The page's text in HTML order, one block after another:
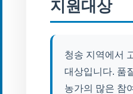
지원대상
청송 지역에서
대상입니다. 품
농가의 많은 참